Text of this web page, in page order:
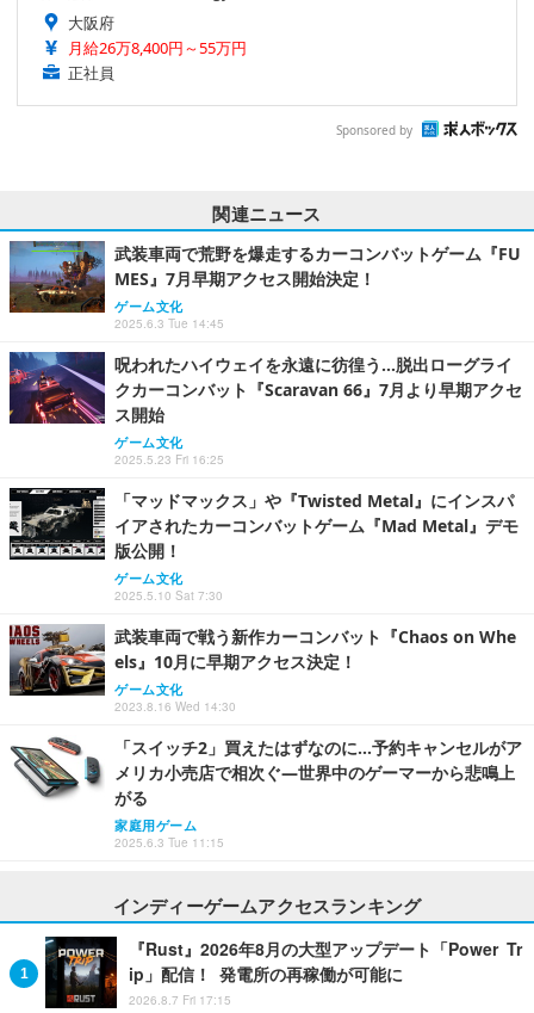
大阪府
月給26万8,400円～55万円
正社員
Sponsored by
関連ニュース
武装車両で荒野を爆走するカーコンバットゲーム『FU
MES』7月早期アクセス開始決定！
ゲーム文化
2025.6.3 Tue 14:45
呪われたハイウェイを永遠に彷徨う…脱出ローグライ
クカーコンバット『Scaravan 66』7月より早期アクセ
ス開始
ゲーム文化
2025.5.23 Fri 16:25
「マッドマックス」や『Twisted Metal』にインスパ
イアされたカーコンバットゲーム『Mad Metal』デモ
版公開！
ゲーム文化
2025.5.10 Sat 7:30
武装車両で戦う新作カーコンバット『Chaos on Whe
els』10月に早期アクセス決定！
ゲーム文化
2023.8.16 Wed 14:30
「スイッチ2」買えたはずなのに…予約キャンセルがア
メリカ小売店で相次ぐ―世界中のゲーマーから悲鳴上
がる
家庭用ゲーム
2025.6.3 Tue 11:15
インディーゲームアクセスランキング
『Rust』2026年8月の大型アップデート「Power Tr
ip」配信！ 発電所の再稼働が可能に
2026.8.7 Fri 17:15